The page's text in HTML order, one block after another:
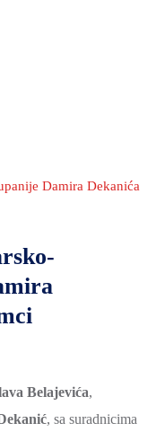
Damira Dekanića
Belajevića,
, sa suradnicima